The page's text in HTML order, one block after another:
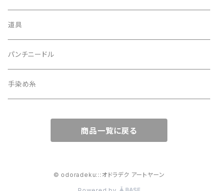
太い糸
赤系
青系
中くらいの太さ
batts
20g
40g
トップ
道具
パンチニードル
手染め糸
商品一覧に戻る
© odoradeku:::オドラデク アートヤーン